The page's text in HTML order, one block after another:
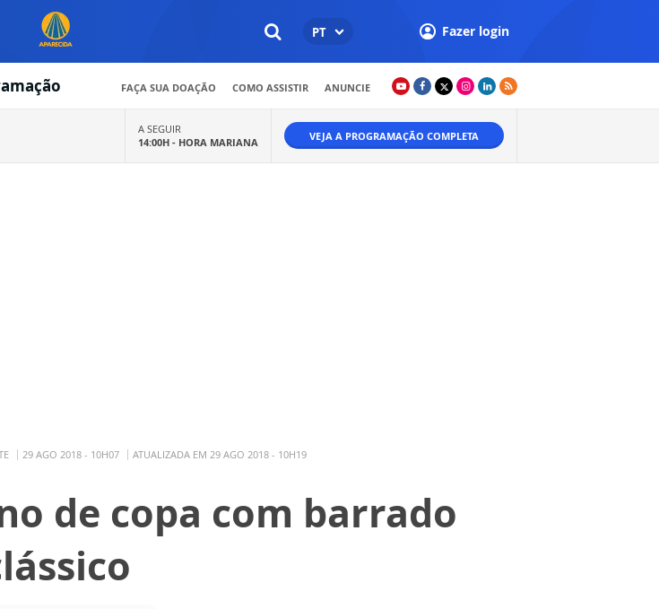
PT Fazer login
FAÇA SUA DOAÇÃO COMO ASSISTIR ANUNCIE
A SEGUIR
14:00H - HORA MARIANA VEJA A PROGRAMAÇÃO COMPLETA
29 AGO 2018 - 10H07 ATUALIZADA EM 29 AGO 2018 - 10H19
de copa com barrado